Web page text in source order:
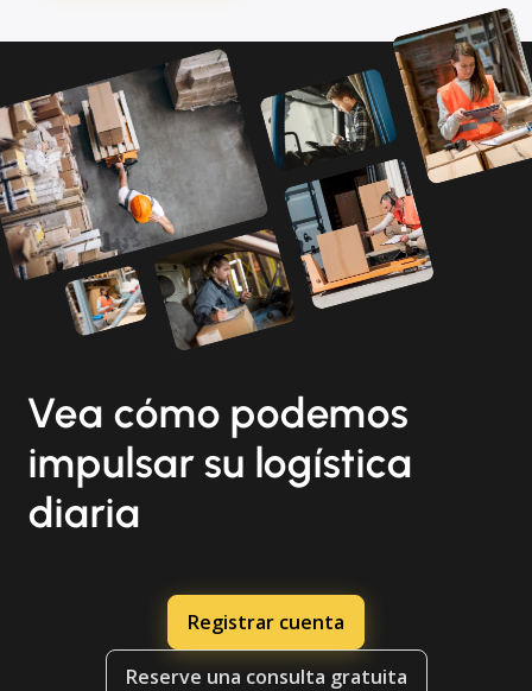
Vea cómo podemos
impulsar su logística
diaria
Registrar cuenta
Reserve una consulta gratuita